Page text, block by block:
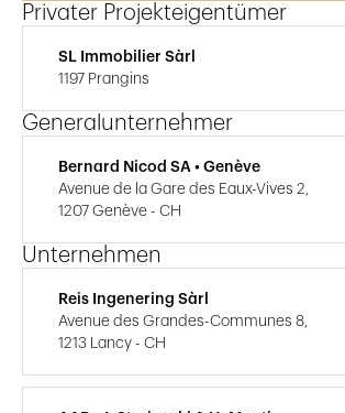
Privater Projekteigentümer
SL Immobilier Sàrl
1197 Prangins
Generalunternehmer
Bernard Nicod SA • Genève
Avenue de la Gare des Eaux-Vives 2,
1207 Genève - CH
Unternehmen
Reis Ingenering Sàrl
Avenue des Grandes-Communes 8,
1213 Lancy - CH